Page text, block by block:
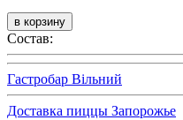
Состав:
Гастробар Вільний
Доставка пиццы Запорожье